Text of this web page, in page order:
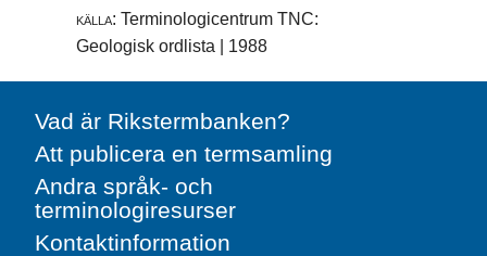
källa: Terminologicentrum TNC:
Geologisk ordlista | 1988
Vad är Rikstermbanken?
Att publicera en termsamling
Andra språk- och
terminologiresurser
Kontaktinformation